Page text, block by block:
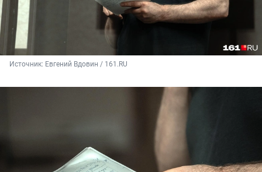
Источник: Евгений Вдовин / 161.RU